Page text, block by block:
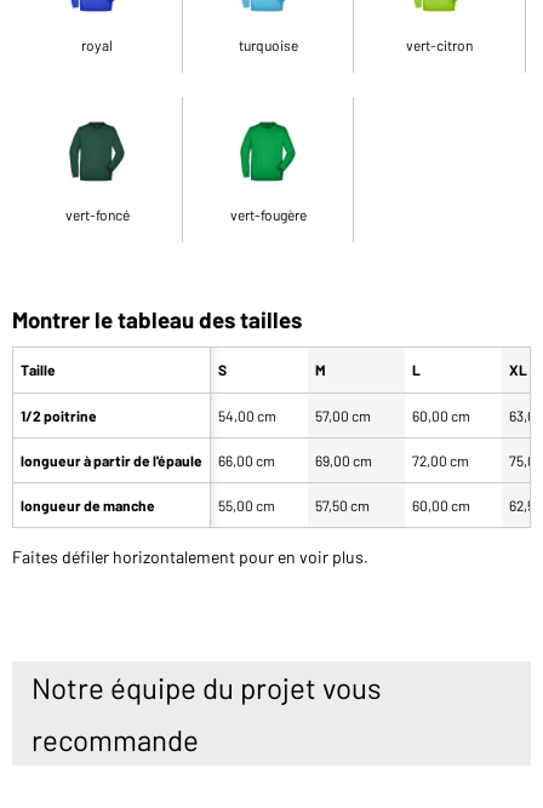
royal turquoise vert-citron
vert-foncé vert-fougère
Montrer le tableau des tailles
Taille
1/2 poitrine
longueur à partir de l'épaule
longueur de manche
S M L XL
54,00 cm 57,00 cm 60,00 cm
66,00 cm 69,00 cm 72,00 cm
55,00 cm 57,50 cm 60,00 cm
Faites défiler horizontalement pour en voir plus.
Notre équipe du projet vous
recommande